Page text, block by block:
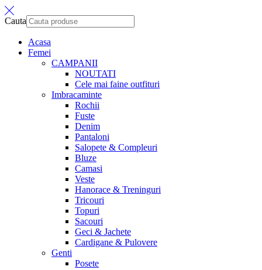
Cauta
Acasa
Femei
CAMPANII
NOUTATI
Cele mai faine outfituri
Imbracaminte
Rochii
Fuste
Denim
Pantaloni
Salopete & Compleuri
Bluze
Camasi
Veste
Hanorace & Treninguri
Tricouri
Topuri
Sacouri
Geci & Jachete
Cardigane & Pulovere
Genti
Posete